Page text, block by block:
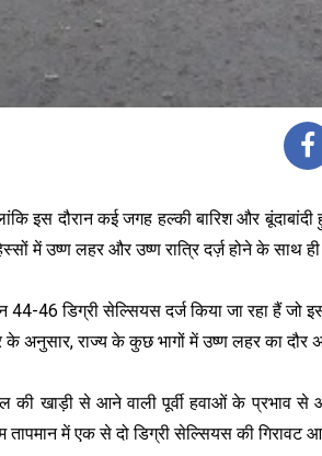
इस दौरान कई जगह हल्की बारिश और
में उष्ण लहर और उष्ण रात्रि दर्ज़ होने के साथ
46 डिग्री सेल्सियस दर्ज किया जा रहा हैं जो
के अनुसार, राज्य के कुछ भागों में उष्ण लहर का दौर
की खाड़ी से आने वाली पूर्वी हवाओं के
में एक से दो डिग्री सेल्सियस की गिरावट